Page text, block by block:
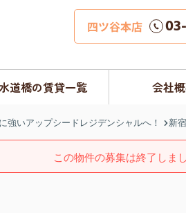
四ツ谷本店
道橋の賃貸一覧 会社
強いアップシードレジデンシャルへ！ 新
この物件の募集は終了しまし